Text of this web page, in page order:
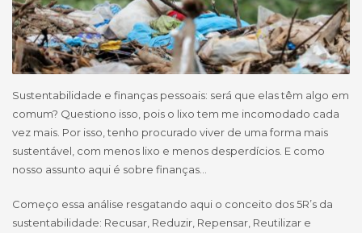
Sustentabilidade e finanças pessoais: será que elas têm algo em
comum? Questiono isso, pois o lixo tem me incomodado cada
vez mais. Por isso, tenho procurado viver de uma forma mais
sustentável, com menos lixo e menos desperdícios. E como
nosso assunto aqui é sobre finanças…
Começo essa análise resgatando aqui o conceito dos 5R’s da
sustentabilidade: Recusar, Reduzir, Repensar, Reutilizar e